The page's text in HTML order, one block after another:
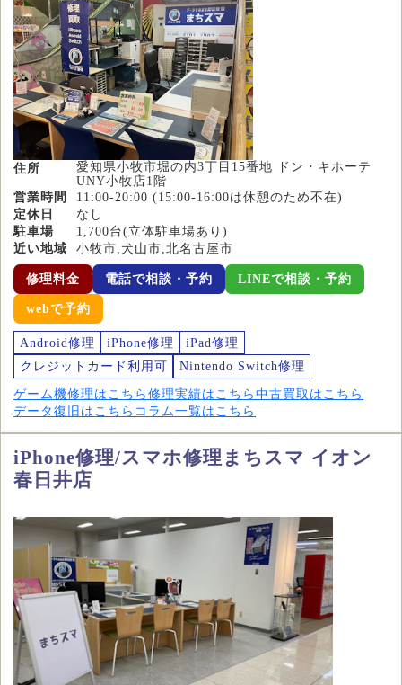
住所
愛知県小牧市堀の内3丁目15番地 ドン・キホーテ
UNY小牧店1階
営業時間
11:00-20:00 (15:00-16:00は休憩のため不在)
定休日
なし
駐車場
1,700台(立体駐車場あり)
近い地域
小牧市,犬山市,北名古屋市
修理料金 電話で相談・予約 LINEで相談・予約
webで予約
Android修理 iPhone修理
iPad修理
クレジットカード利用可
Nintendo Switch修理
ゲーム機修理はこちら 修理実績はこちら 中古買取はこちら
データ復旧はこちら コラム一覧はこちら
iPhone修理/スマホ修理まちスマ イオン
春日井店